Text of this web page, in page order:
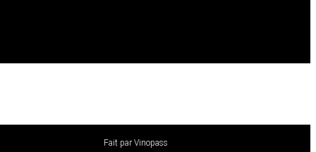
Fait par Vinopass